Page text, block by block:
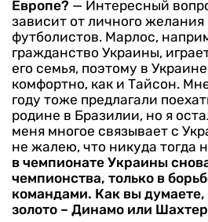
Европе? — Интересный
зависит от личного желания
футболистов. Марлос,
гражданство Украины,
его семья, поэтому в
комфортно, как и Тайсон.
году тоже предлагали
родине в Бразилии, но я
меня многое связывает с
не жалею, что никуда тогда
в чемпионате Украины
чемпионства, только в
командами. Как вы думаете,
золото – Динамо или